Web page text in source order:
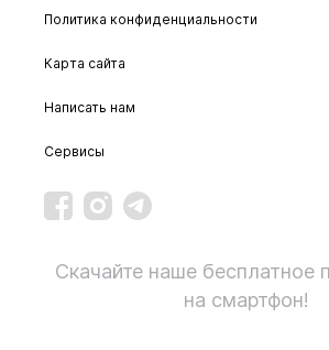
Политика конфиденциальности
Карта сайта
Написать нам
Сервисы
Скачайте наше бесплатное
на смартфон!